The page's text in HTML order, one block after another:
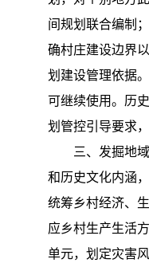
间规划联合编制
确村庄建设边界
划建设管理依据
可继续使用。历
划管控引导要求
三、发掘地
和历史文化内涵
统筹乡村经济、
应乡村生产生活
单元，划定灾害